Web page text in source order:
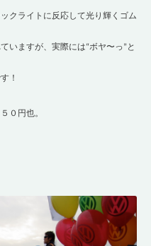
クライトに反応して光り輝くゴム
いますが、実際には“ボヤ〜っ”と
！
０円也。